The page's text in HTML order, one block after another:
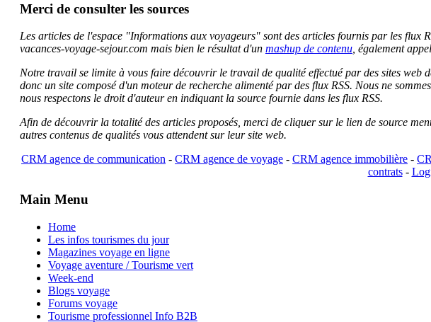
Merci de consulter les sources
Les articles de l'espace "Informations aux voyageurs" sont des articles fournis par les flux
vacances-voyage-sejour.com mais bien le résultat d'un mashup de contenu, également
Notre travail se limite à vous faire découvrir le travail de qualité effectué par des sites web
donc un site composé d'un moteur de recherche alimenté par des flux RSS. Nous ne
nous respectons le droit d'auteur en indiquant la source fournie dans les flux RSS.
Afin de découvrir la totalité des articles proposés, merci de cliquer sur le lien de source
autres contenus de qualités vous attendent sur leur site web.
CRM agence de communication - CRM agence de voyage - CRM agence immobilière -
contrats-
Main Menu
Home
Les infos tourismes du jour
Magazines voyage en ligne
Voyage aventure / Tourisme vert
Week-end
Blogs voyage
Forums voyage
Tourisme professionnel Info B2B